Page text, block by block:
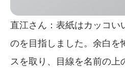
直江さん：表紙はカッコい
のを目指しました。余白を
スを取り、目線を名前の上